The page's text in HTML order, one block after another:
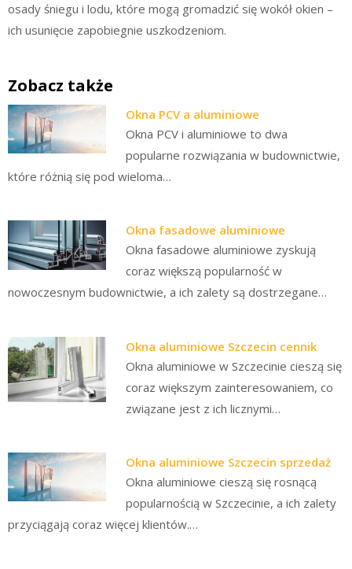
osady śniegu i lodu, które mogą gromadzić się wokół okien –
ich usunięcie zapobiegnie uszkodzeniom.
Zobacz także
Okna PCV a aluminiowe
Okna PCV i aluminiowe to dwa
popularne rozwiązania w budownictwie,
które różnią się pod wieloma…
Okna fasadowe aluminiowe
Okna fasadowe aluminiowe zyskują
coraz większą popularność w
nowoczesnym budownictwie, a ich zalety są dostrzegane…
Okna aluminiowe Szczecin cennik
Okna aluminiowe w Szczecinie cieszą się
coraz większym zainteresowaniem, co
związane jest z ich licznymi…
Okna aluminiowe Szczecin sprzedaż
Okna aluminiowe cieszą się rosnącą
popularnością w Szczecinie, a ich zalety
przyciągają coraz więcej klientów.…